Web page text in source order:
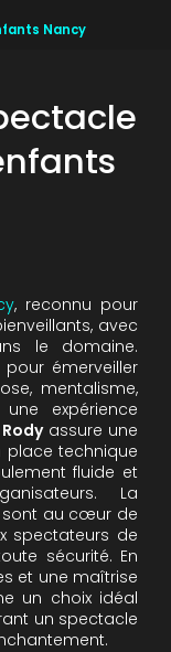
Nancy
, reconnu pour
avec
le domaine.
émerveiller
mentalisme,
expérience
Rodyassure une
technique
fluide et
La
sont au cœur de
spectateurs de
sécurité. En
et une maîtrise
un choix idéal
un spectacle